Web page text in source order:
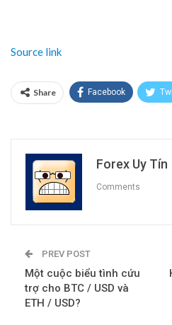
Source link
Share Facebook
Forex Uy Tín
Comments
PREV POST
Một cuộc biểu tình cứu
trợ cho BTC / USD và
ETH / USD?